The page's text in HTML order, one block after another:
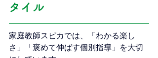
タイル
家庭教師スピカでは、「わかる楽し
さ」「褒めて伸ばす個別指導」を大切